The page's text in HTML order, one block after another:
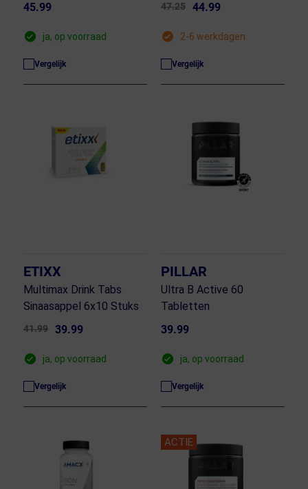
45.99
ja, op voorraad
Vergelijk
47.25 44.99
2-6 werkdagen
Vergelijk
ETIXX
Multimax Drink Tabs
Sinaasappel 6x10 Stuks
41.99 39.99
ja, op voorraad
Vergelijk
PILLAR
Ultra B Active 60
Tabletten
39.99
ja, op voorraad
Vergelijk
ACTIE